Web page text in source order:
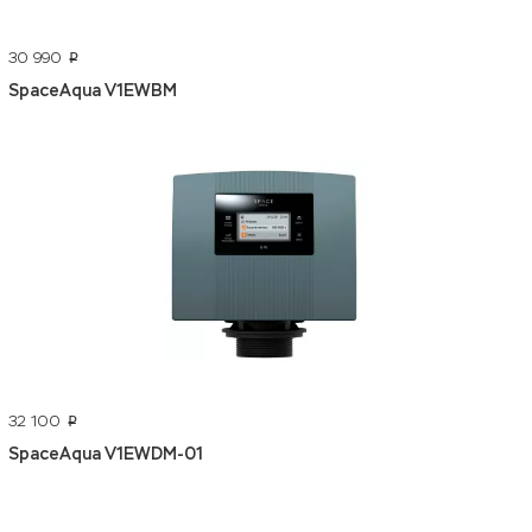
30 990 p
SpaceAqua V1EWBM
32 100 p
SpaceAqua V1EWDM-01